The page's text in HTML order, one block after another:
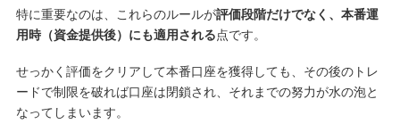
特に重要なのは、これらのルールが評価段階だけでなく、本番運
用時（資金提供後）にも適用される点です。
せっかく評価をクリアして本番口座を獲得しても、その後のトレ
ードで制限を破れば口座は閉鎖され、それまでの努力が水の泡と
なってしまいます。